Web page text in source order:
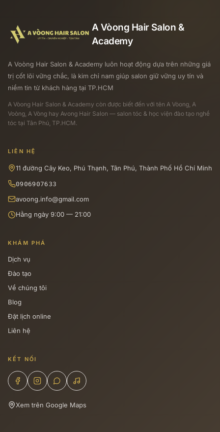
A Vòong Hair Salon &
Academy
A Voòng Hair Salon & Academy luôn hoạt động dựa trên những giá
trị cốt lõi vững chắc, là kim chỉ nam giúp salon giữ vững uy tín và
niềm tin từ khách hàng tại TP.HCM
A Vòong Hair Salon & Academy còn được biết đến với tên A Vòong, A
Voòng, A Vòng hay Avong Hair Salon — salon tóc & học viện đào tạo nghề
tóc tại Tân Phú, TP.HCM.
LIÊN HỆ
11 đường Cây Keo, Phú Thạnh, Tân Phú, Thành Phố Hồ Chí Minh
0906907633
avoong.info@gmail.com
Hằng ngày 9:00 — 21:00
KHÁM PHÁ
Dịch vụ
Đào tạo
Về chúng tôi
Blog
Đặt lịch online
Liên hệ
KẾT NỐI
Xem trên Google Maps